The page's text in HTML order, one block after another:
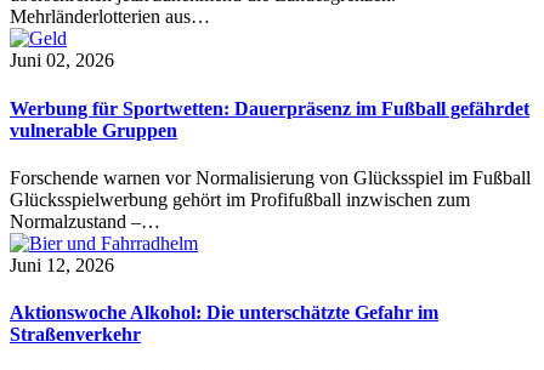
Mehrländerlotterien aus…
Juni 02, 2026
Werbung für Sportwetten: Dauerpräsenz im Fußball gefährdet
vulnerable Gruppen
Forschende warnen vor Normalisierung von Glücksspiel im Fußball
Glücksspielwerbung gehört im Profifußball inzwischen zum
Normalzustand –…
Juni 12, 2026
Aktionswoche Alkohol: Die unterschätzte Gefahr im
Straßenverkehr